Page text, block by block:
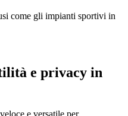
come gli impianti sportivi in
e privacy in
e versatile per